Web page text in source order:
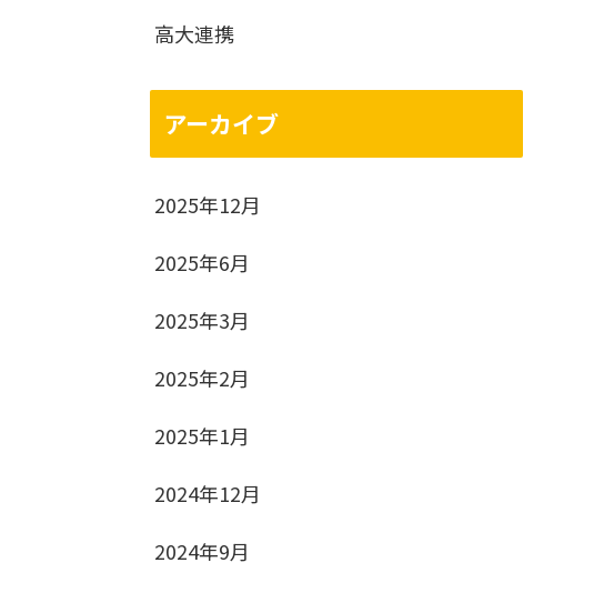
高大連携
アーカイブ
2025年12月
2025年6月
2025年3月
2025年2月
2025年1月
2024年12月
2024年9月